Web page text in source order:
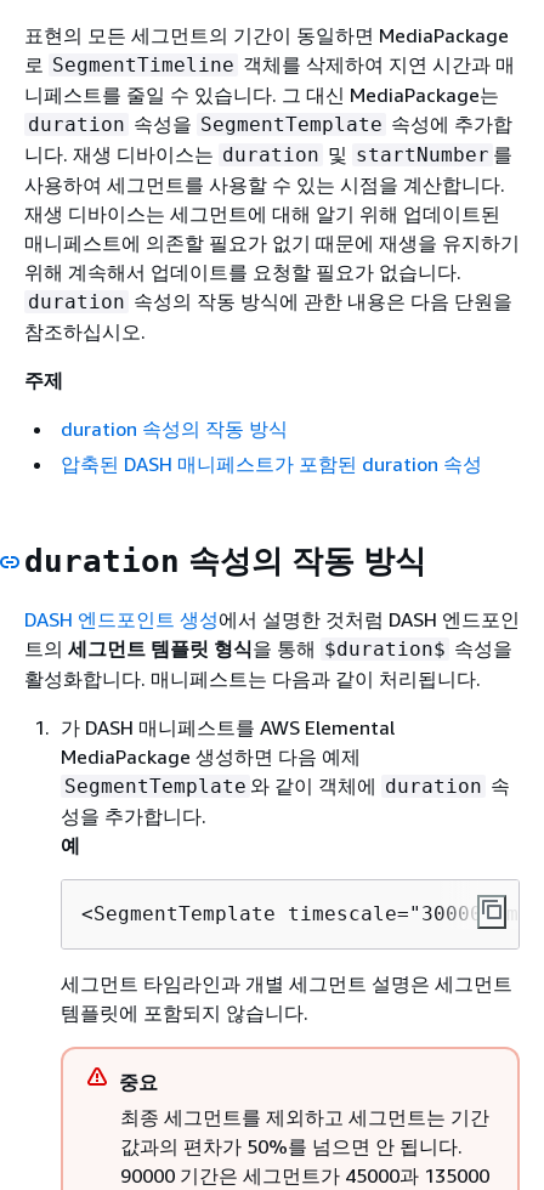
표현의 모든 세그먼트의 기간이 동일하면 MediaPackage
로 SegmentTimeline 객체를 삭제하여 지연 시간과 매
니페스트를 줄일 수 있습니다. 그 대신 MediaPackage는
duration 속성을 SegmentTemplate 속성에 추가합
니다. 재생 디바이스는 duration 및 startNumber 를
사용하여 세그먼트를 사용할 수 있는 시점을 계산합니다.
재생 디바이스는 세그먼트에 대해 알기 위해 업데이트된
매니페스트에 의존할 필요가 없기 때문에 재생을 유지하기
위해 계속해서 업데이트를 요청할 필요가 없습니다.
duration 속성의 작동 방식에 관한 내용은 다음 단원을
참조하십시오.
주제
duration 속성의 작동 방식
압축된 DASH 매니페스트가 포함된 duration 속성
duration 속성의 작동 방식
DASH 엔드포인트 생성에서 설명한 것처럼 DASH 엔드포인
트의 세그먼트 템플릿 형식을 통해 $duration$ 속성을
활성화합니다. 매니페스트는 다음과 같이 처리됩니다.
가 DASH 매니페스트를 AWS Elemental
MediaPackage 생성하면 다음 예제
SegmentTemplate 와 같이 객체에 duration 속
성을 추가합니다.
예
<SegmentTemplate timescale="30000"
세그먼트 타임라인과 개별 세그먼트 설명은 세그먼트
템플릿에 포함되지 않습니다.
중요
최종 세그먼트를 제외하고 세그먼트는 기간
값과의 편차가 50%를 넘으면 안 됩니다.
90000 기간은 세그먼트가 45000과 135000